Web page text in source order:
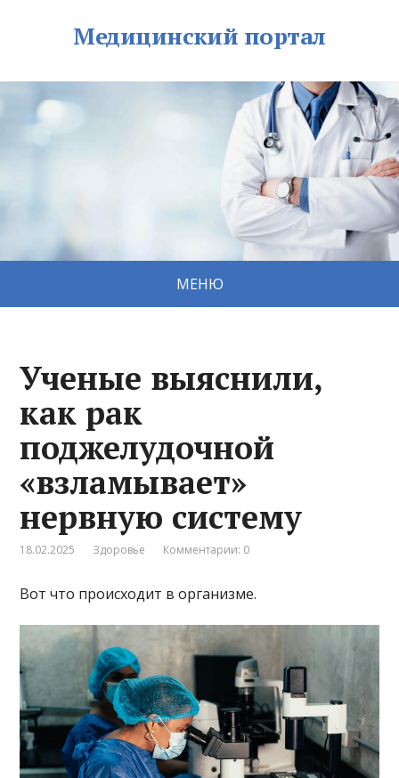
Медицинский портал
МЕНЮ
Ученые выяснили,
как рак
поджелудочной
«взламывает»
нервную систему
18.02.2025 Здоровье Комментарии: 0
Вот что происходит в организме.